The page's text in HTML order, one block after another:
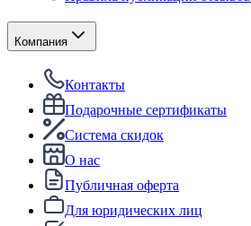
Компания
Контакты
Подарочные сертификаты
Система скидок
О нас
Публичная оферта
Для юридических лиц